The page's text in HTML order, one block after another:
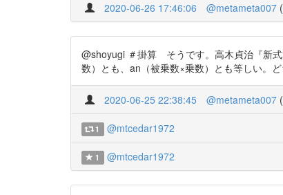
2020-06-26 17:46:06 @metameta007 (
@shoyugi ＃掛算 そうです。高木貞治『新
数）とも、an（被乗数×乗数）とも等しい。
2020-06-25 22:38:45 @metameta007 (
1 @mtcedar1972
1 @mtcedar1972